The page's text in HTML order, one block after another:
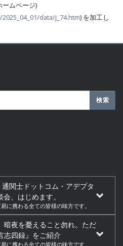
ームページ)
data/j_74.htm) を加工し
関士ドットコム・アデプタ
、はじめます。
に携わる全ての皆様の味方です。
暗夜を憂えること勿れ。ただ
志四録』をご紹介
に携わる全ての皆様の味方です。